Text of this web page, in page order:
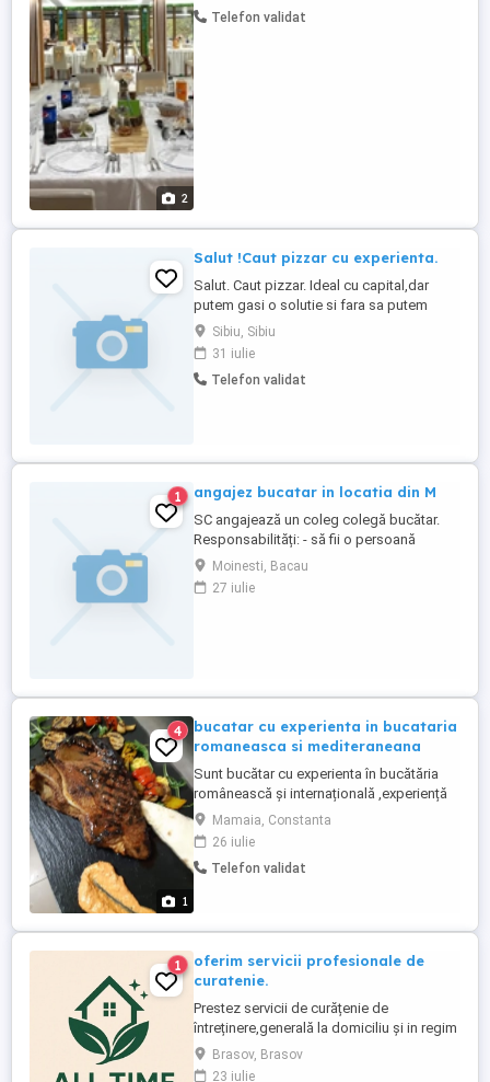
2
Telefon validat
Salut !Caut pizzar cu experienta.
Salut. Caut pizzar. Ideal cu capital,dar
putem gasi o solutie si fara sa putem
colabora pe termen lung.
Sibiu, Sibiu
31 iulie
Telefon validat
1 angajez bucatar in locatia din M
SC angajează un coleg colegă bucătar.
Responsabilități: - să fii o persoană
serioasă și muncitoare; - să apreciezi și să
pretuiești curățenia; - să respecți
programul de lucru; Avantaje: - salariul
Moinesti, Bacau
27 iulie
1
4
bucatar cu experienta in bucataria
romaneasca si mediteraneana
Sunt bucătar cu experienta în bucătăria
românească și internațională ,experiență
în a la carte și all inclusiv ,doresc
colaborare
Mamaia, Constanta
26 iulie
Telefon validat
1
oferim servicii profesionale de
curatenie.
Prestez servicii de curățenie de
întreținere,generală la domiciliu și in regim
hotelier.Brasov, Brasov
23 iulie